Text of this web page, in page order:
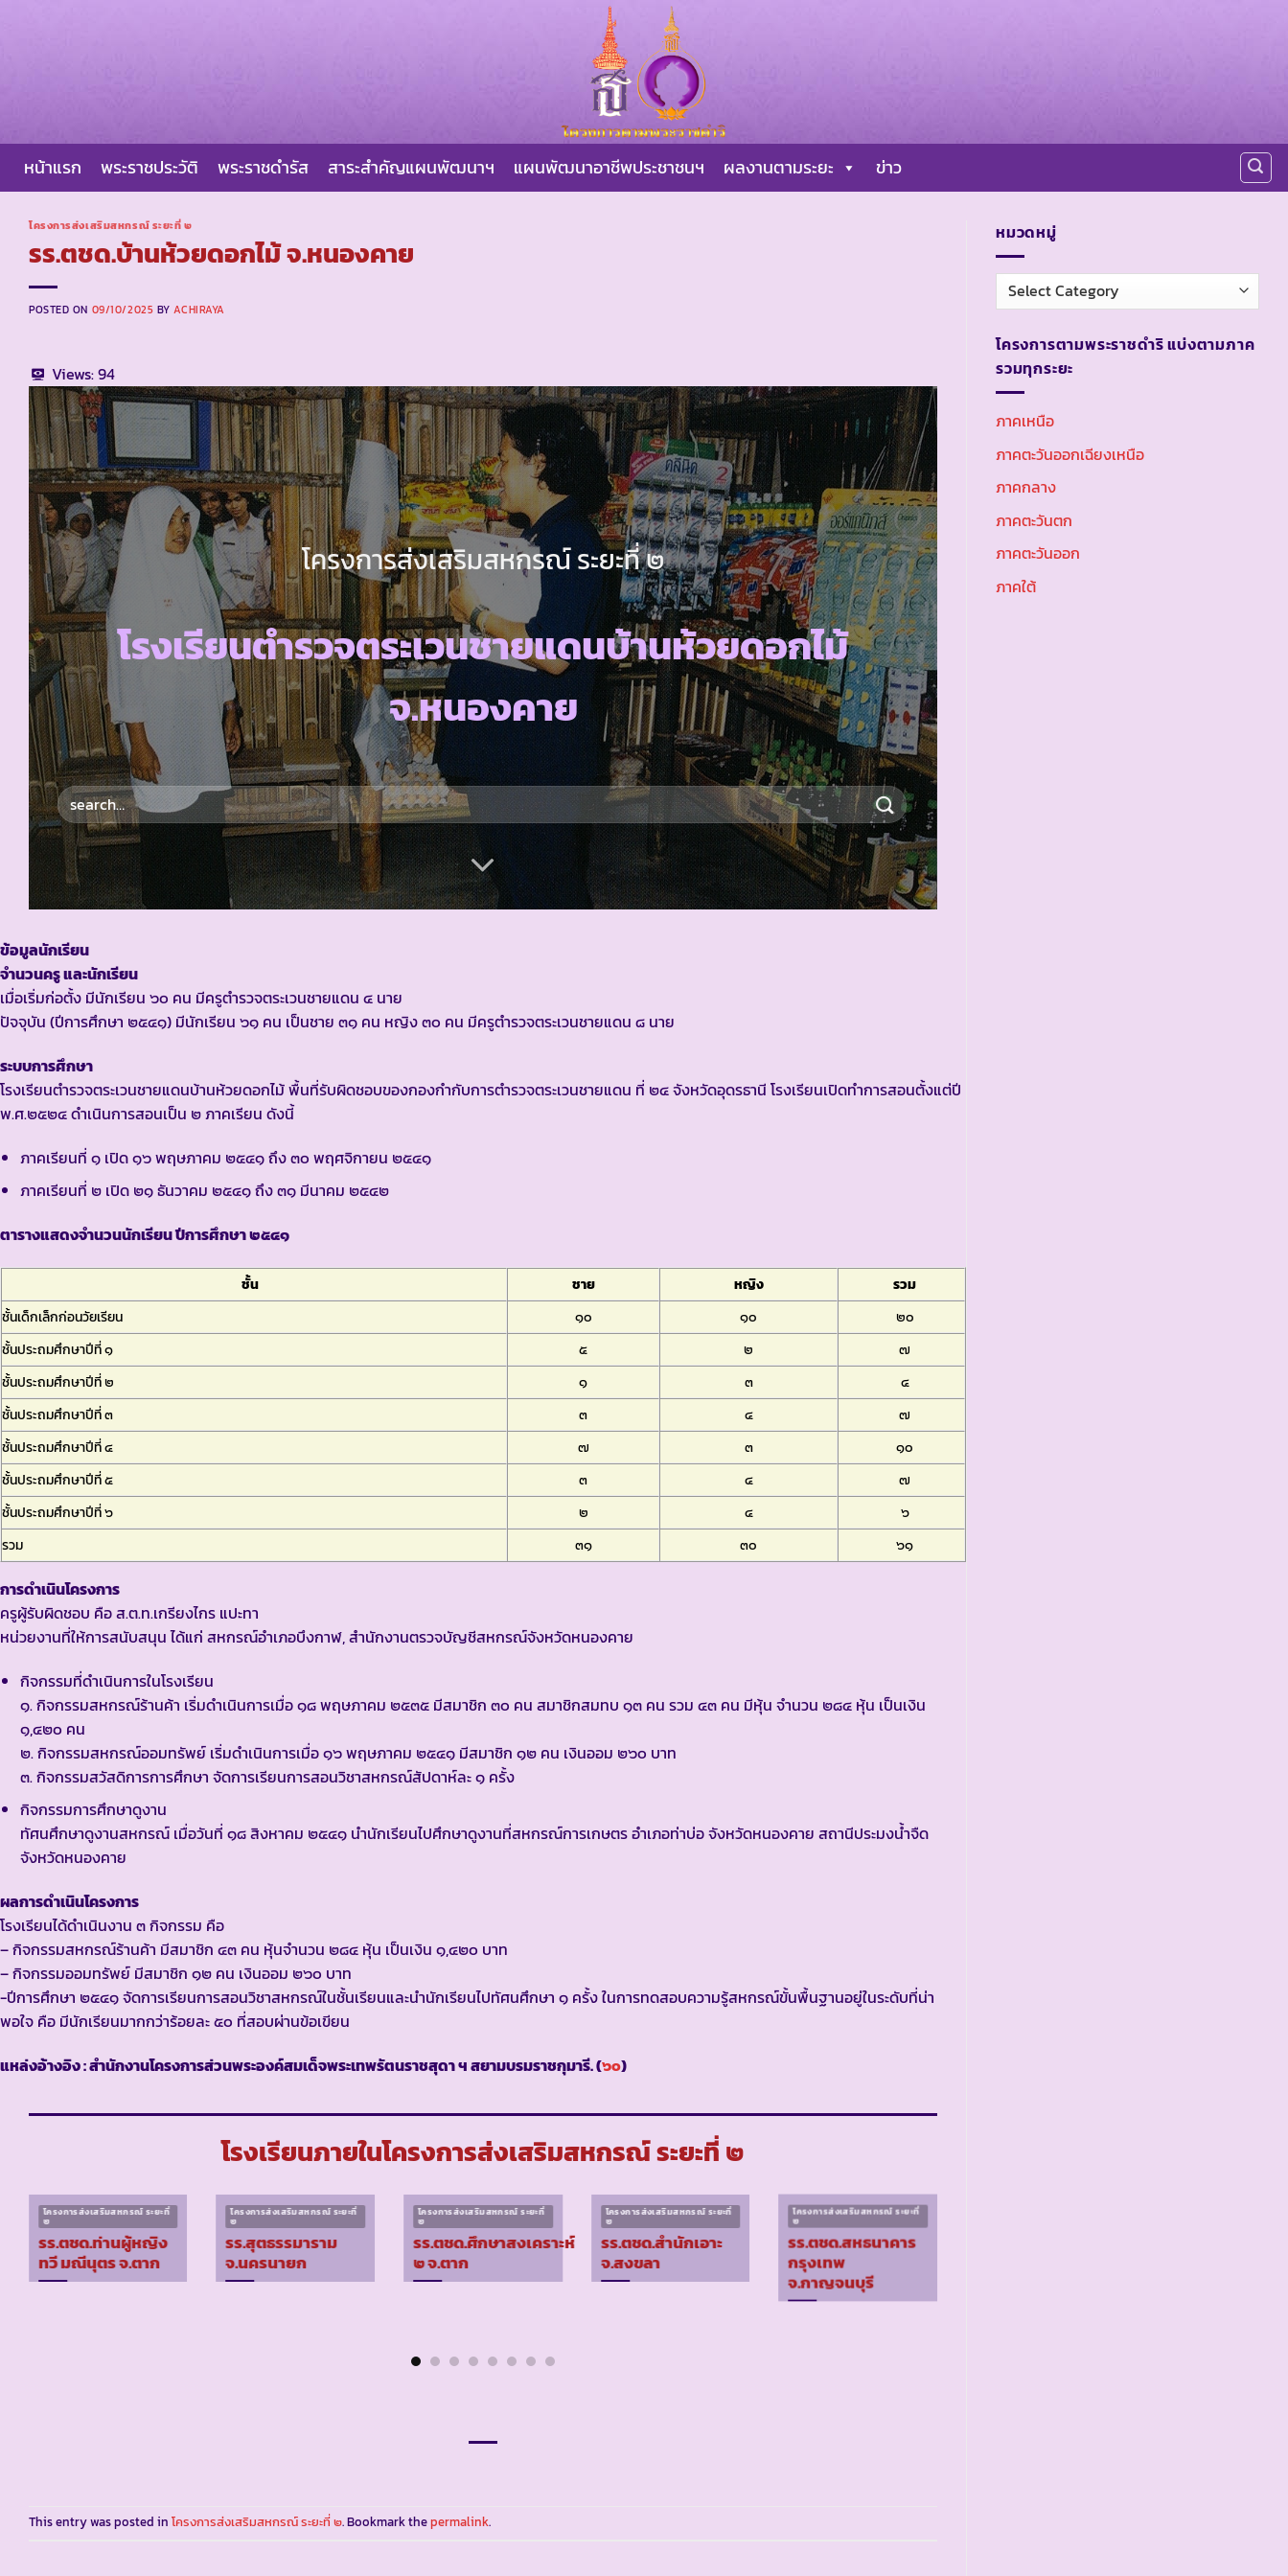
หน้าแรก พระราชประวัติ พระราชดำรัส สาระสำคัญแผนพัฒนาฯ แผนพัฒนาอาชีพประชาชนฯ ผลงานตามระยะ ข่าว
โครงการส่งเสริมสหกรณ์ ระยะที่ ๒
รร.ตชด.บ้านห้วยดอกไม้ จ.หนองคาย
POSTED ON 09/10/2025 BYACHIRAYA
Views:94
โครงการส่งเสริมสหกรณ์ ระยะที่ ๒
โรงเรียนตำรวจตระเวนชายแดนบ้านห้วยดอกไม้
จ.หนองคาย
ข้อมูลนักเรียน
จำนวนครู และนักเรียน
เมื่อเริ่มก่อตั้ง มีนักเรียน ๖๐ คน มีครูตำรวจตระเวนชายแดน ๔ นาย
ปัจจุบัน (ปีการศึกษา ๒๕๔๑) มีนักเรียน ๖๑ คน เป็นชาย ๓๑ คน หญิง ๓๐ คน มีครูตำรวจตระเวนชายแดน ๘ นาย
ระบบการศึกษา
โรงเรียนตำรวจตระเวนชายแดนบ้านห้วยดอกไม้ พื้นที่รับผิดชอบของกองกำกับการตำรวจตระเวนชายแดน ที่ ๒๔ จังหวัดอุดรธานี โรงเรียนเปิดทำการสอนตั้งแต่ปี
พ.ศ.๒๕๒๔ ดำเนินการสอนเป็น ๒ ภาคเรียน ดังนี้
ภาคเรียนที่ ๑ เปิด ๑๖ พฤษภาคม ๒๕๔๑ ถึง ๓๐ พฤศจิกายน ๒๕๔๑
ภาคเรียนที่ ๒ เปิด ๒๑ ธันวาคม ๒๕๔๑ ถึง ๓๑ มีนาคม ๒๕๔๒
ตารางแสดงจำนวนนักเรียน ปีการศึกษา ๒๕๔๑
ชั้น ชาย หญิง
รวม
ชั้นเด็กเล็กก่อนวัยเรียน
๑๐ ๑๐
๒๐
ชั้นประถมศึกษาปีที่ ๑
๕ ๒
๗
ชั้นประถมศึกษาปีที่ ๒
๑ ๓
๔
ชั้นประถมศึกษาปีที่ ๓
๓ ๔
๗
ชั้นประถมศึกษาปีที่ ๔
๗ ๓
๑๐
ชั้นประถมศึกษาปีที่ ๕
๓ ๔
๗
ชั้นประถมศึกษาปีที่ ๖
๒ ๔
๖
รวม
๓๑ ๓๐ ๖๑
การดำเนินโครงการ
ครูผู้รับผิดชอบ คือ ส.ต.ท.เกรียงไกร แปะทา
หน่วยงานที่ให้การสนับสนุน ได้แก่ สหกรณ์อำเภอบึงกาฬ, สำนักงานตรวจบัญชีสหกรณ์จังหวัดหนองคาย
กิจกรรมที่ดำเนินการในโรงเรียน
๑. กิจกรรมสหกรณ์ร้านค้า เริ่มดำเนินการเมื่อ ๑๘ พฤษภาคม ๒๕๓๕ มีสมาชิก ๓๐ คน สมาชิกสมทบ ๑๓ คน รวม ๔๓ คน มีหุ้น จำนวน ๒๘๔ หุ้น เป็นเงิน
๑,๔๒๐ คน
๒. กิจกรรมสหกรณ์ออมทรัพย์ เริ่มดำเนินการเมื่อ ๑๖ พฤษภาคม ๒๕๔๑ มีสมาชิก ๑๒ คน เงินออม ๒๖๐ บาท
๓. กิจกรรมสวัสดิการการศึกษา จัดการเรียนการสอนวิชาสหกรณ์สัปดาห์ละ ๑ ครั้ง
กิจกรรมการศึกษาดูงาน
ทัศนศึกษาดูงานสหกรณ์ เมื่อวันที่ ๑๘ สิงหาคม ๒๕๔๑ นำนักเรียนไปศึกษาดูงานที่สหกรณ์การเกษตร อำเภอท่าบ่อ จังหวัดหนองคาย สถานีประมงน้ำจืด
จังหวัดหนองคาย
ผลการดำเนินโครงการ
โรงเรียนได้ดำเนินงาน ๓ กิจกรรม คือ
– กิจกรรมสหกรณ์ร้านค้า มีสมาชิก ๔๓ คน หุ้นจำนวน ๒๘๔ หุ้น เป็นเงิน ๑,๔๒๐ บาท
– กิจกรรมออมทรัพย์ มีสมาชิก ๑๒ คน เงินออม ๒๖๐ บาท
-ปีการศึกษา ๒๕๔๑ จัดการเรียนการสอนวิชาสหกรณ์ในชั้นเรียนและนำนักเรียนไปทัศนศึกษา ๑ ครั้ง ในการทดสอบความรู้สหกรณ์ขั้นพื้นฐานอยู่ในระดับที่น่า
พอใจ คือ มีนักเรียนมากกว่าร้อยละ ๕๐ ที่สอบผ่านข้อเขียน
แหล่งอ้างอิง : สำนักงานโครงการส่วนพระองค์สมเด็จพระเทพรัตนราชสุดา ฯ สยามบรมราชกุมารี. (๖๐)
โรงเรียนภายในโครงการส่งเสริมสหกรณ์ ระยะที่ ๒
โครงการส่งเสริมสหกรณ์ ระยะที่
๒
รร.ตชด.ท่านผู้หญิง
ทวี มณีนุตร จ.ตาก
โครงการส่งเสริมสหกรณ์ ระยะที่
๒
รร.สุตธรรมาราม
จ.นครนายก
โครงการส่งเสริมสหกรณ์ ระยะที่
๒
รร.ตชด.ศึกษาสงเคราะห์
๒ จ.ตาก
โครงการส่งเสริมสหกรณ์ ระยะที่
๒
รร.ตชด.สำนักเอาะ
จ.สงขลา
โครงการส่งเสริมสหกรณ์ ระยะที่
๒
รร.ตชด.สหธนาคาร
กรุงเทพ
จ.กาญจนบุรี
This entry was posted in โครงการส่งเสริมสหกรณ์ ระยะที่ ๒. Bookmark thepermalink.
หมวดหมู่
หมวด
หมู่
โครงการตามพระราชดำริ แบ่งตามภาค
รวมทุกระยะ
ภาคเหนือ
ภาคตะวันออกเฉียงเหนือ
ภาคกลาง
ภาคตะวันตก
ภาคตะวันออก
ภาคใต้